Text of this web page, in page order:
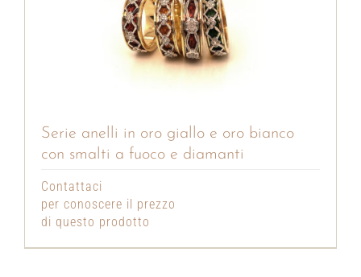
Serie anelli in oro giallo e oro bianco
con smalti a fuoco e diamanti
Contattaci
per conoscere il prezzo
di questo prodotto